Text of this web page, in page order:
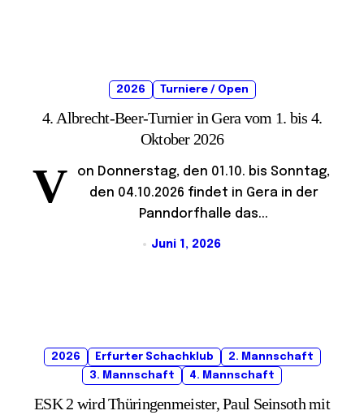
2026 Turniere / Open
4. Albrecht-Beer-Turnier in Gera vom 1. bis 4.
Oktober 2026
V
on Donnerstag, den 01.10. bis Sonntag,
den 04.10.2026 findet in Gera in der
Panndorfhalle das...
Juni 1, 2026
2026 Erfurter Schachklub
2. Mannschaft
3. Mannschaft
4. Mannschaft
ESK 2 wird Thüringenmeister, Paul Seinsoth mit